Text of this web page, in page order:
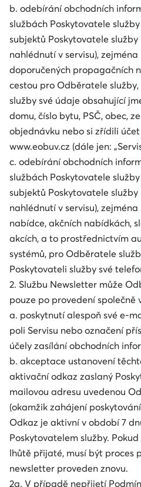
b. odebírání obchodních
službách Poskytovatele
subjektů Poskytovatele
nahlédnutí v servisu),
doporučených propagačních
cestou pro Odběratele
služby své údaje obsahující
domu, číslo bytu, PSČ, obec,
objednávku nebo si zřídili
www.eobuv.cz (dále jen:
c. odebírání obchodních
službách Poskytovatele
subjektů Poskytovatele
nahlédnutí v servisu),
nabídce, akčních nabídkách,
akcích, a to prostřednictvím
systémů, pro Odběratele
Poskytovateli služby své
2. Službu Newsletter může
pouze po provedení společně
a. poskytnutí alespoň své e-
poli Servisu nebo označení
účely zasílání obchodních
b. akceptace ustanovení
aktivační odkaz zaslaný
mailovou adresu uvedenou
(okamžik zahájení
Odkaz je aktivní v období 7
Poskytovatelem služby.
lhůtě přijaté, musí být proces
newsletter proveden znovu.
2a. V případě nepřijetí